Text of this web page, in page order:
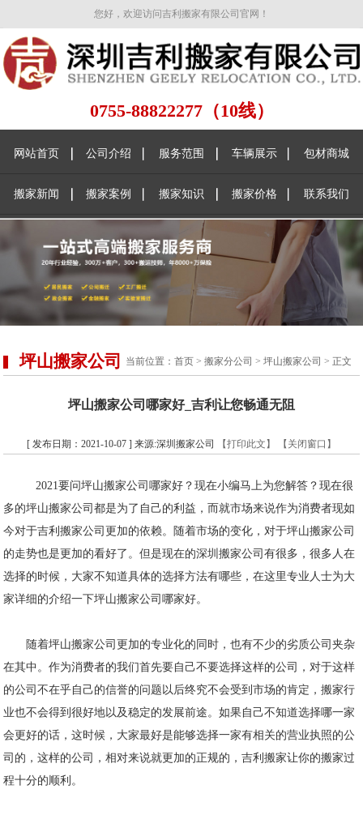
您好，欢迎访问吉利搬家有限公司官网！
0755-88822277（10线）
网站首页 公司介绍 服务范围 车辆展示 包材商城
搬家新闻 搬家案例 搬家知识 搬家价格 联系我们
坪山搬家公司 当前位置： 首页> 搬家分公司 > 坪山搬家公司 > 正文
坪山搬家公司哪家好_吉利让您畅通无阻
[ 发布日期：2021-10-07 ] 来源:深圳搬家公司 【打印此文】 【关闭窗口】
2021要问坪山搬家公司哪家好？现在小编马上为您解答？现在很
多的坪山搬家公司都是为了自己的利益，而就市场来说作为消费者现如
今对于吉利搬家公司更加的依赖。随着市场的变化，对于坪山搬家公司
的走势也是更加的看好了。但是现在的深圳搬家公司有很多，很多人在
选择的时候，大家不知道具体的选择方法有哪些，在这里专业人士为大
家详细的介绍一下坪山搬家公司哪家好。
随着坪山搬家公司更加的专业化的同时，也有不少的劣质公司夹杂
在其中。作为消费者的我们首先要自己不要选择这样的公司，对于这样
的公司不在乎自己的信誉的问题以后终究不会受到市场的肯定，搬家行
业也不会得到很好地以及稳定的发展前途。如果自己不知道选择哪一家
会更好的话，这时候，大家最好是能够选择一家有相关的营业执照的公
司的，这样的公司，相对来说就更加的正规的，吉利搬家让你的搬家过
程十分的顺利。